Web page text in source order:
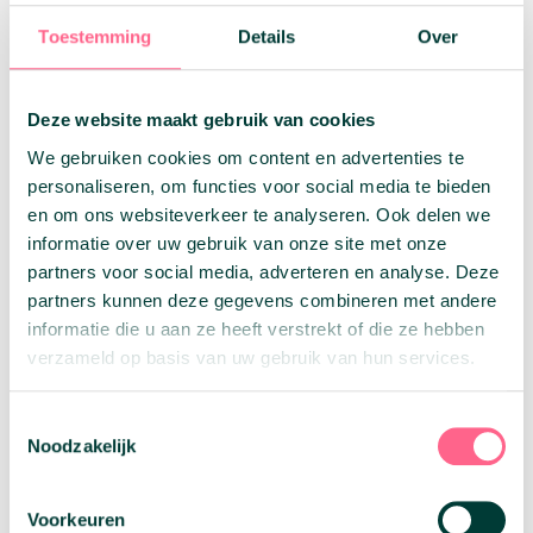
Toestemming Details Over
Deze website maakt gebruik van cookies
We gebruiken cookies om content en advertenties te
personaliseren, om functies voor social media te bieden
en om ons websiteverkeer te analyseren. Ook delen we
informatie over uw gebruik van onze site met onze
partners voor social media, adverteren en analyse. Deze
partners kunnen deze gegevens combineren met andere
informatie die u aan ze heeft verstrekt of die ze hebben
verzameld op basis van uw gebruik van hun services.
Noodzakelijk
Voorkeuren
behalve je slaapkamer. Met meerdere mensen een
hypotheek afsluiten is een concept wat in deze
Door twee inkomens samen te voegen is het
makkelijker om een betaalbaar huis te vinden. Dit
klinkt als een leuk concept om met je vrienden te
kunnen wonen maar hier zitten heel wat voorwaarden
aan waar je wel rekening mee moet houden.
Je kan bijvoorbeeld ook een huis kopen en deze deels
onderverhuren aan je vriendin/vriend, dit is alleen
niet de uitkomst als je een hogere hypotheek wil
afsluiten. Naast dat het onderverhuren aan een
vriendin/vriend niet handig is als je een hogere
hypotheek wil is het in veel woningen niet mogelijk om